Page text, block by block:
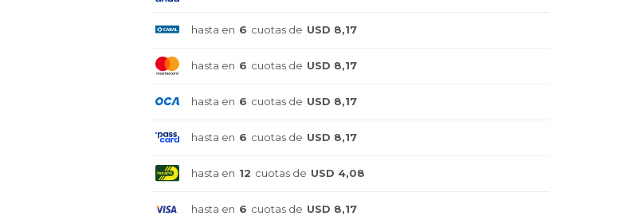
hasta en 6 cuotas de USD 8,17
hasta en 6 cuotas de USD 8,17
hasta en 6 cuotas de USD 8,17
hasta en 6 cuotas de USD 8,17
hasta en 12 cuotas de USD 4,08
hasta en 6 cuotas de USD 8,17